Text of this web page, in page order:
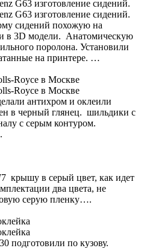
G63 изготовление сидений.
G63 изготовление сидений.
сидений похожую на
в 3D модели. Анатомическую
поролона. Установили
на принтере. …
Royce в Москве
Royce в Москве
антихром и оклеили
в черный глянец. шильдики с
с серым контуром.
крышу в серый цвет, как идет
два цвета, не
серую пленку….
подготовили по кузову.